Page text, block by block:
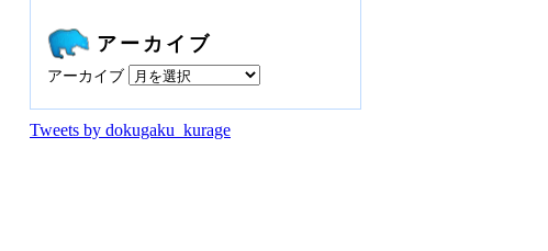
アーカイブ
アーカイブ
Tweets by dokugaku_kurage